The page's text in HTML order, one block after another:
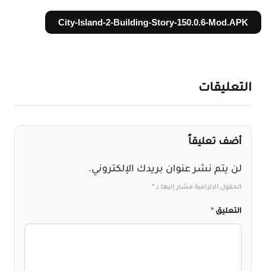
City-Island-2-Building-Story-150.0.6-Mod.APK
أضف تعليقاً
لن يتم نشر عنوان بريدك الإلكتروني.
الحقول الإلزامية مشار إليها بـ*
التعليق*